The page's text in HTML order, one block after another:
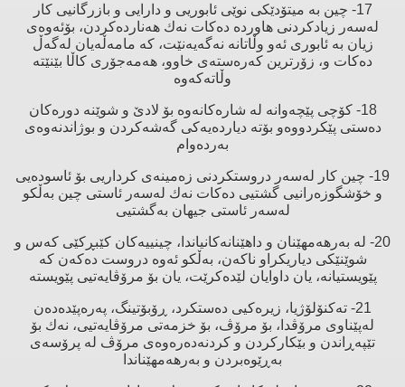
17- چین بە میتۆدێكی نوێی ئابوریی و دارایی و بازرگانیی كار
لەسەر زیادكردنی هاوردە دەكات نەك هەناردەكردن، بۆئەوەی
زیان بە ئابوری ئەو وڵاتانە نەگەیەنێت، كە مامەڵەیان لەگەڵ
دەكات و، زۆرترین كەرەستەی خاوو، هەمەجۆری كاڵا بێنێتە
وڵاتەكەوە
18- كۆچی پێچەوانە لە شارەكانەوە بۆ لادێ‌ و شوێنە دورەكان
دەستی پێكردووەو بۆتە دیاردەیەكی گەشەكردن و بوژاندنەوەی
بەردەوام
19- چین كار لەسەر دروستكردنی زەمینەی كرداریی بۆ ئاسودەیی
و خۆشگوزەرانیی گشتیی دەكات نەك لەسەر ئاستی چین بەڵكو
لەسەر ئاستی جیهان بەگشتیی
20- لە بەرهەمهێنان و داهێنانەكانیاندا، چینییەكان كێبڕكێی كەس و
شوێنێكی دیاریكراو ناكەن، بەڵكو ئەوە دروست دەكەن كە
پێویستیانە، یان داوایان لێدەكرێت، یان بۆ مرۆڤایەتیی پێویستە
21- تەكنۆلۆژیا، زیرەكیی دەستكرد، ڕۆبۆتینگ، پەرەپێدەدەن
لەپێناوی مرۆڤدا، بۆ مرۆڤ، بۆ خزمەتی مرۆڤایەتیی، نەك بۆ
تێپەڕاندن و بێكاركردن و كردنەدەرەوەی مرۆڤ لە پرۆسەی
بەڕێوەبردن و بەرهەمهێناندا